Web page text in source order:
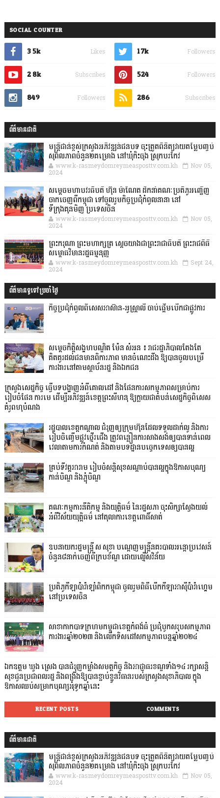
SOCIAL COUNTER
3.5k Likes 1.7k Followers
2.8k Subscribes 524 Followers
849 Followers 286 Subscribes
ព័ត៌មានជាតិ
មន្ត្រីជាន់ខ្ពស់ក្រសួងអភិវឌ្ឍន៍ជនបទ ចុះត្រួតពិនិត្យវាយតម្លៃបញ្ចប់
សុពលភាពចំនួន២គម្រោង នៅឃុំកិះចុង ស្រុកបរកែវ
www.k-rasmeydomreymeasposttv.com.kh Nov 05,
2024
សម្តេចមហាបវរធិបតី ហ៊ុន ម៉ាណែត ដឹកនាំគណៈប្រតិភូអញ្ជើញ
ចាកចេញពីកម្ពុជា ទៅចូលរួមកិច្ចប្រជុំកំពូលនានា នៅ
ទីក្រុងគុនមិញ ប្រទេសចិន
www.k-rasmeydomreymeasposttv.com.kh Nov 05,
2024
ព្រះករុណា ព្រះមហាក្សត្រ ស្តេចយាងជាព្រះរាជាធិបតី ព្រះរាជពិធី
សម្ពោធវិមានរដ្ឋធម្មនុញ្ញ
www.k-rasmeydomreymeasposttv.com.kh Sept 24,
2024
ព័ត៌មានទូទៅប្រចាំថ្ងៃ
កិច្ចប្រជុំកំពូលពិសេសអាស៊ាន-អូស្ត្រាលី ចាប់ផ្តើមបើកជាផ្លូវការ
សម្តេចកិត្តិសង្គហបណ្ឌិត ម៉ែន សំអន ៖ រាជរដ្ឋាភិបាលតែងតែ
គិតគូរដល់ជនមានពិការភាព មានចំណេះដឹង ឱ្យបានចូលបម្រើ
ការងារនៅតាមស្ថាប័នរដ្ឋ និងឯកជន
ក្រសួងសេដ្ឋកិច្ច ធ្វើបទបង្ហាញអំពីគោលដៅ និងផែនការសកម្មភាពសម្រាប់ការ
រៀបចំផែន ការមេ ដើម្បីអភិវឌ្ឍន៍ខេត្តព្រះសីហនុ ឱ្យក្លាយជាតំបន់សេដ្ឋកិច្ចពិសេស
គំរូពហុបំណង
រដ្ឋបាលខេត្តកណ្ដាល ជំរុញឲ្យក្រុមហ៊ុនដែលទទួលដាក់លូ និងការ
រៀបចិញ្ចើមផ្លូវថ្មើរជើង ត្រូវពន្លឿនការសាងសង់ឲ្យបានទាន់ពេល
វេលាតាមការកំណត់ និងតាមបទដ្ឋានបច្ចេកទេសឲ្យបានល្អ
គ្រប់ទីវត្តអារាម រៀបចំសន្តិសុខសណ្តាប់បានល្អក្នុងឱកាសបុណ្យ
កាន់បិណ្ឌ និងភ្ជុំបិណ្ឌ
គណៈកម្មការនីតិកម្ម និងយុត្តិធម៌ នៃរដ្ឋសភា ចុះសិក្សាស្វែងយល់
អំពីវិស័យយុត្តិធម៌ នៅតុលាការខេត្តពោធិ៍សាត់
ឧបនាយករដ្ឋមន្ដ្រី ស សុខា បណ្ដេញមន្ដ្រីនគរបាលអន្ដោប្រវេសន៍
ចំនួន៨នាក់ចេញពីក្របខ័ណ្ឌ ដោយល្មើសវិន័យ
ប្រតិភូកីឡាប៉ារ៉ាឡាំពិកកម្ពុជា ចូលរួមពិធីបើកកីឡាអាស៊ីប៉ារ៉ាហ្គេម
នៅប្រទេសចិន
សាខាកាកបាទក្រហមកម្ពុជាខេត្តកំពង់ធំ ប្រជុំបូកសរុបសកម្មភាព
ការងារឆ្នាំ២០២៣ និងលើកទិសដៅសកម្មភាពបន្តឆ្នាំ២០២៤
ឯកឧត្តម ឃួង ស្រេង បានជំរុញកម្លាំងសមត្ថកិច្ច និងអាជ្ញាធរខណ្ឌទាំង១៤ រក្សាសន្តិ
សុខជូនប្រជាពលរដ្ឋ និងពង្រឹងឱ្យបានខ្ជាប់ខ្ជួនវិធានរបស់ក្រសួងសុខាភិបាល ក្នុង
ឱកាសឈប់សម្រាកបុណ្យអុំទូកឆ្នាំនេះ
RECENT POSTS COMMENTS
ព័ត៌មានជាតិ
មន្ត្រីជាន់ខ្ពស់ក្រសួងអភិវឌ្ឍន៍ជនបទ ចុះត្រួតពិនិត្យវាយតម្លៃបញ្ចប់
សុពលភាពចំនួន២គម្រោង នៅឃុំកិះចុង ស្រុកបរកែវ
www.k-rasmeydomreymeasposttv.com.kh Nov 05,
2024